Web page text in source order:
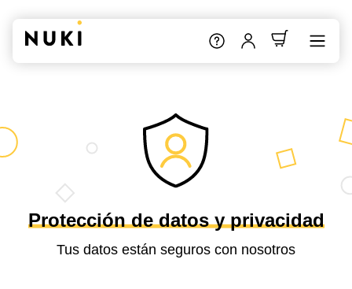
Protección de datos y privacidad
Tus datos están seguros con nosotros